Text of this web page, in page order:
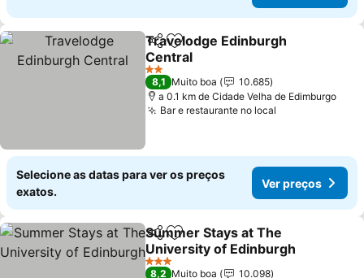
PartilharAdicionar aos favoritos
Travelodge Edinburgh
Central
Ver preços
2 Estrelas
8,1 Muito boa
10.685
a 0.1 km de Cidade Velha de Edimburgo
Bar e restaurante no local
Selecione as datas para ver os preços
exatos.
Ver preços
PartilharAdicionar aos favoritos
Summer Stays at The
University of Edinburgh
Ver preços
3 Estrelas
8,2 Muito boa
10.098